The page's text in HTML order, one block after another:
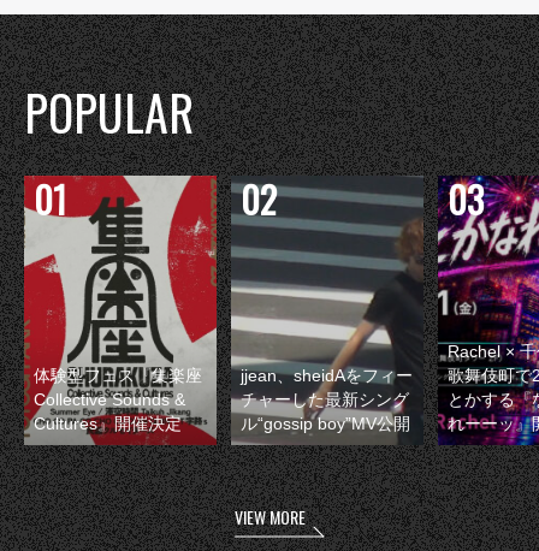
POPULAR
体験型フェス『集楽座
Collective Sounds &
Cultures』開催決定
jjean、sheidAをフィー
チャーした最新シング
ル“gossip boy”MV公開
Rachel ×
歌舞伎町で
とかする『
れーーッ』
VIEW MORE